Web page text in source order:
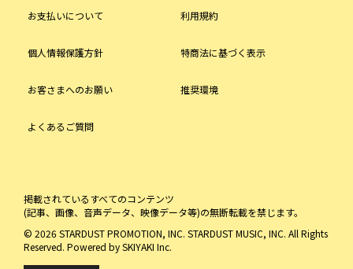
お支払いについて 利用規約
個人情報保護方針 特商法に基づく表示
お客さまへのお願い 推奨環境
よくあるご質問
掲載されているすべてのコンテンツ
(記事、画像、音声データ、映像データ等)の無断転載を禁じます。
© 2026 STARDUST PROMOTION, INC. STARDUST MUSIC, INC. All Rights
Reserved. Powered bySKIYAKI Inc.